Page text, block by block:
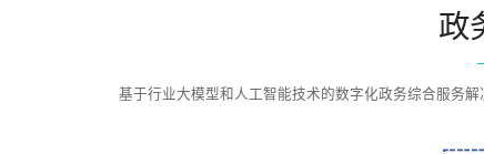
政
基于行业大模型和人工智能技术的数字化政务综合服务